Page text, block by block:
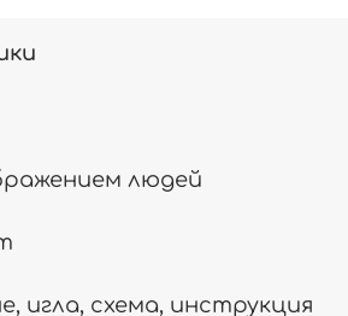
людей
игла, схема, инструкция